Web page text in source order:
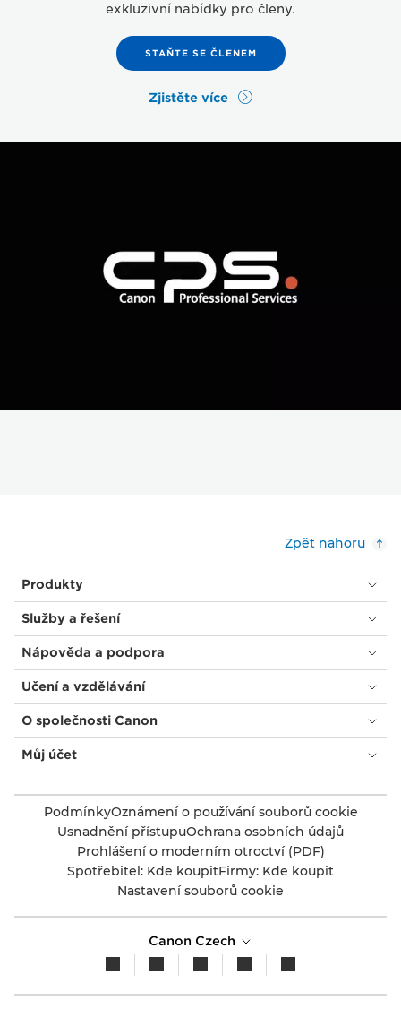
exkluzivní nabídky pro členy.
STAŇTE SE ČLENEM
Zjistěte více
Zpět nahoru
Produkty
Služby a řešení
Nápověda a podpora
Učení a vzdělávání
O společnosti Canon
Můj účet
PodmínkyOznámení o používání souborů cookie
Usnadnění přístupuOchrana osobních údajů
Prohlášení o moderním otroctví (PDF)
Spotřebitel: Kde koupitFirmy: Kde koupit
Nastavení souborů cookie
Canon Czech